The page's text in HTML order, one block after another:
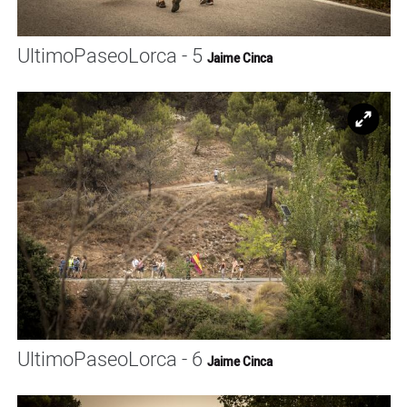
UltimoPaseoLorca - 5 Jaime Cinca
UltimoPaseoLorca - 6 Jaime Cinca